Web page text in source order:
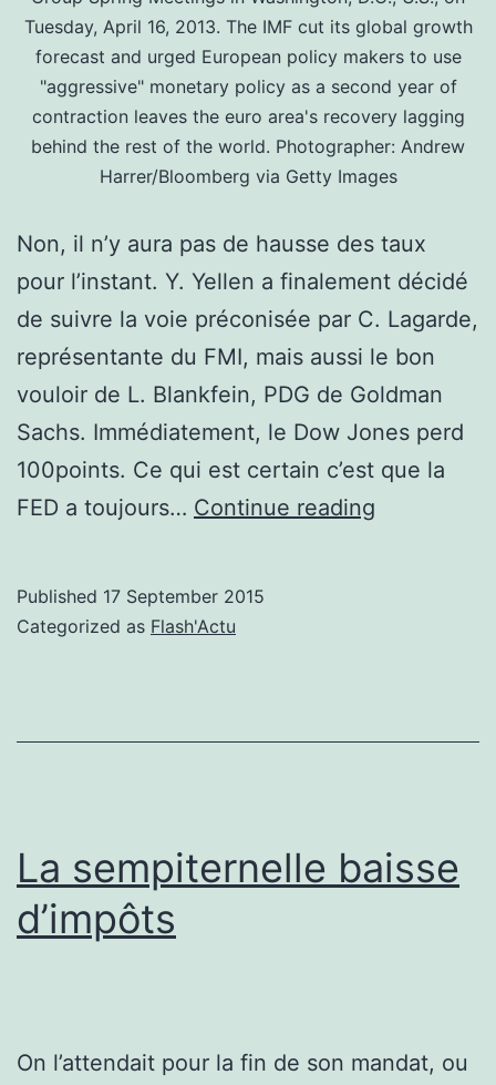
Tuesday, April 16, 2013. The IMF cut its global growth
forecast and urged European policy makers to use
"aggressive" monetary policy as a second year of
contraction leaves the euro area's recovery lagging
behind the rest of the world. Photographer: Andrew
Harrer/Bloomberg via Getty Images
Non, il n’y aura pas de hausse des taux
pour l’instant. Y. Yellen a finalement décidé
de suivre la voie préconisée par C. Lagarde,
représentante du FMI, mais aussi le bon
vouloir de L. Blankfein, PDG de Goldman
Sachs. Immédiatement, le Dow Jones perd
100points. Ce qui est certain c’est que la
FED a toujours… Continue reading
Published 17 September 2015
Categorized as Flash'Actu
La sempiternelle baisse
d’impôts
On l’attendait pour la fin de son mandat, ou